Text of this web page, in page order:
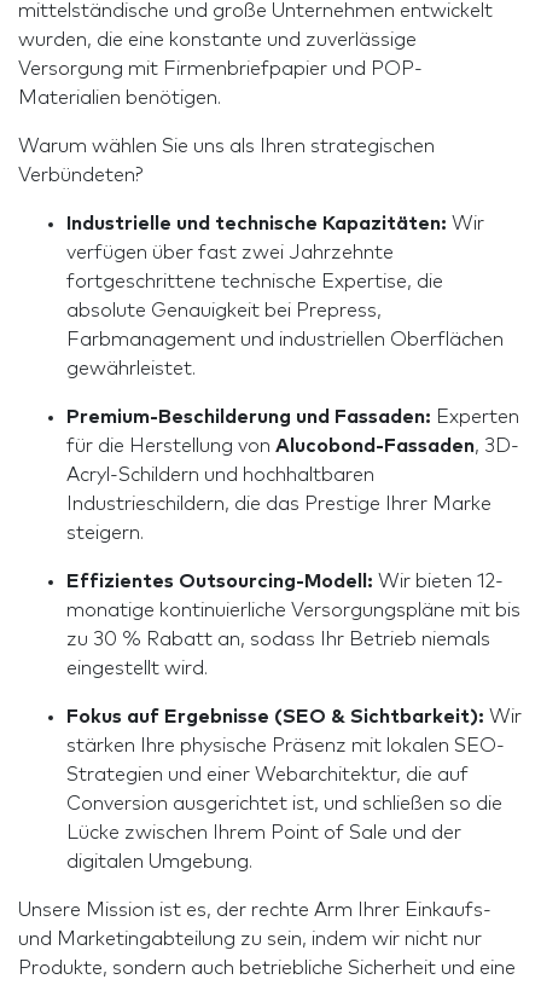
mittelständische und große Unternehmen entwickelt
wurden, die eine konstante und zuverlässige
Versorgung mit Firmenbriefpapier und POP-
Materialien benötigen.
Warum wählen Sie uns als Ihren strategischen
Verbündeten?
Industrielle und technische Kapazitäten: Wir
verfügen über fast zwei Jahrzehnte
fortgeschrittene technische Expertise, die
absolute Genauigkeit bei Prepress,
Farbmanagement und industriellen Oberflächen
gewährleistet.
Premium-Beschilderung und Fassaden: Experten
für die Herstellung von Alucobond-Fassaden, 3D-
Acryl-Schildern und hochhaltbaren
Industrieschildern, die das Prestige Ihrer Marke
steigern.
Effizientes Outsourcing-Modell: Wir bieten 12-
monatige kontinuierliche Versorgungspläne mit bis
zu 30 % Rabatt an, sodass Ihr Betrieb niemals
eingestellt wird.
Fokus auf Ergebnisse (SEO & Sichtbarkeit): Wir
stärken Ihre physische Präsenz mit lokalen SEO-
Strategien und einer Webarchitektur, die auf
Conversion ausgerichtet ist, und schließen so die
Lücke zwischen Ihrem Point of Sale und der
digitalen Umgebung.
Unsere Mission ist es, der rechte Arm Ihrer Einkaufs-
und Marketingabteilung zu sein, indem wir nicht nur
Produkte, sondern auch betriebliche Sicherheit und eine